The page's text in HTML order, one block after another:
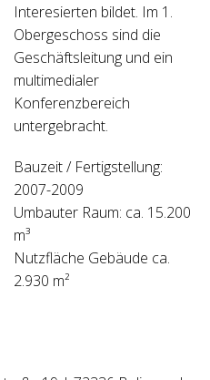
Interesierten bildet. Im 1.
Obergeschoss sind die
Geschäftsleitung und ein
multimedialer
Konferenzbereich
untergebracht.
Bauzeit / Fertigstellung:
2007-2009
Umbauter Raum: ca. 15.200
m³
Nutzfläche Gebäude ca.
2.930 m²